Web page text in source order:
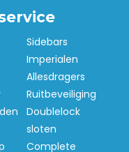
Sidebars
Imperialen
Allesdragers
Ruitbeveiliging
Doublelock
sloten
Complete